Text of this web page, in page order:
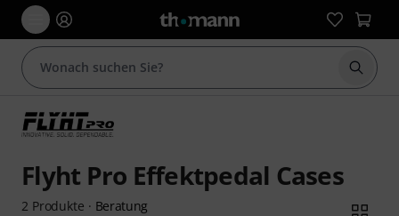
Suche
Flyht Pro Effektpedal Cases
2 Produkte · Beratung